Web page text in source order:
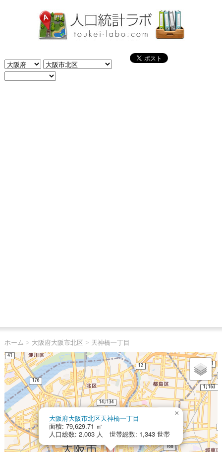
ホーム > 大阪府大阪市北区 > 天神橋一丁目
大阪府大阪市北区天神橋一丁目
面積: 79,629.71 ㎡
人口総数: 2,003 人 世帯総数: 1,343 世帯
×